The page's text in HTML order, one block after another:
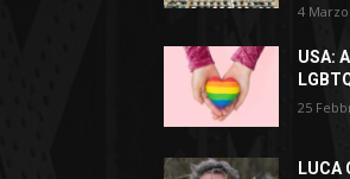
4
USA:
25
LUCA